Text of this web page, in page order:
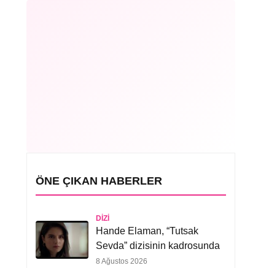
ÖNE ÇIKAN HABERLER
DIZI
Hande Elaman, “Tutsak
Sevda” dizisinin kadrosunda
8 Ağustos 2026